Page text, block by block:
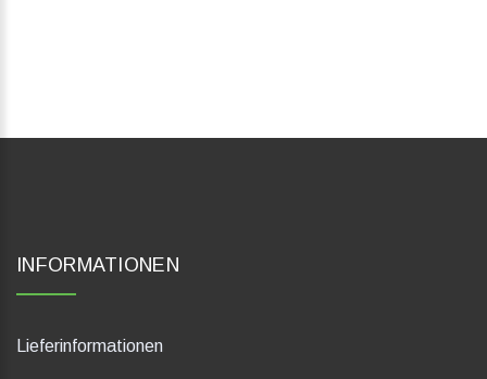
INFORMATIONEN
Lieferinformationen